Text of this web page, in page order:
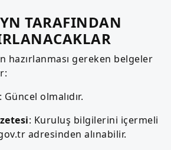
TARAFINDAN
hazırlanması gereken belgeler
: Güncel olmalıdır.
: Kuruluş bilgilerini içermeli
adresinden alınabilir.